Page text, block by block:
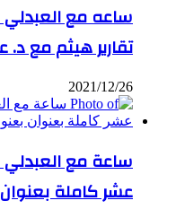
ساعه مع
تقارير هيثم مع د.
2021/12/26
ساعة مع العبدلي
عشر كاملة بعنوان